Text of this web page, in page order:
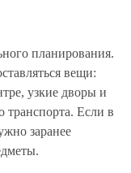
планирования.
вещи:
узкие дворы и
транспорта. Если в
заранее